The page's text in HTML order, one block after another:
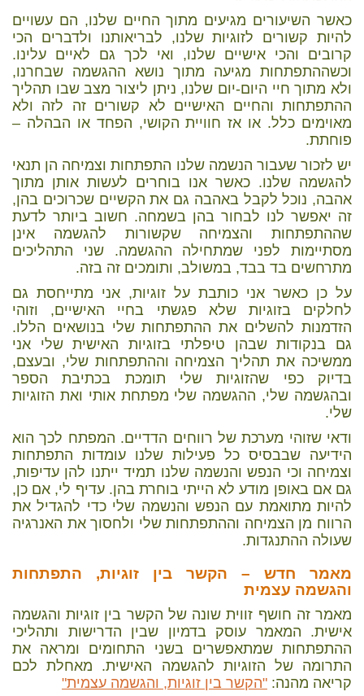
כאשר השיעורים מגיעים מתוך החיים שלנו, הם עשויים
להיות קשורים לזוגיות שלנו, לבריאותנו ולדברים הכי
קרובים והכי אישיים שלנו, ואי לכך גם לאיים עלינו.
וכשההתפתחות מגיעה מתוך נושא ההגשמה שבחרנו,
ולא מתוך חיי היום-יום שלנו, ניתן ליצור מצב שבו תהליך
ההתפתחות והחיים האישיים לא קשורים זה לזה ולא
מאוימים כלל. או אז חוויית הקושי, הפחד או הבהלה –
פוחתת.
יש לזכור שעבור הנשמה שלנו התפתחות וצמיחה הן תנאי
להגשמה שלנו. כאשר אנו בוחרים לעשות אותן מתוך
אהבה, נוכל לקבל באהבה גם את הקשיים שכרוכים בהן,
זה יאפשר לנו לבחור בהן בשמחה. חשוב ביותר לדעת
שההתפתחות והצמיחה שקשורות להגשמה אינן
מסתיימות לפני שמתחילה ההגשמה. שני התהליכים
מתרחשים בד בבד, במשולב, ותומכים זה בזה.
על כן כאשר אני כותבת על זוגיות, אני מתייחסת גם
לחלקים בזוגיות שלא פגשתי בחיי האישיים, וזוהי
הזדמנות להשלים את ההתפתחות שלי בנושאים הללו.
גם בנקודות שבהן טיפלתי בזוגיות האישית שלי אני
ממשיכה את תהליך הצמיחה וההתפתחות שלי, ובעצם,
בדיוק כפי שהזוגיות שלי תומכת בכתיבת הספר
ובהגשמה שלי, ההגשמה שלי מפתחת אותי ואת הזוגיות
שלי.
ודאי שזוהי מערכת של רווחים הדדיים. המפתח לכך הוא
הידיעה שבבסיס כל פעילות שלנו עומדות התפתחות
וצמיחה וכי הנפש והנשמה שלנו תמיד ייתנו להן עדיפות,
גם אם באופן מודע לא הייתי בוחרת בהן. עדיף לי, אם כן,
להיות מתואמת עם הנפש והנשמה שלי כדי להגדיל את
הרווח מן הצמיחה וההתפתחות שלי ולחסוך את האנרגיה
שעולה ההתנגדות.
מאמר חדש – הקשר בין זוגיות, התפתחות
והגשמה עצמית
מאמר זה חושף זווית שונה של הקשר בין זוגיות והגשמה
אישית. המאמר עוסק בדמיון שבין הדרישות ותהליכי
ההתפתחות שמתאפשרים בשני התחומים ומראה את
התרומה של הזוגיות להגשמה האישית. מאחלת לכם
קריאה מהנה: "הקשר בין זוגיות, והגשמה עצמית"